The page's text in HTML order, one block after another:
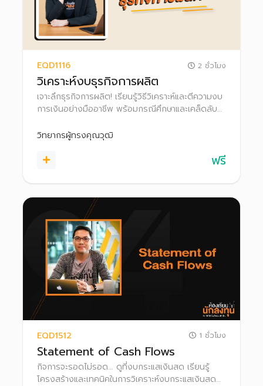
EQD1116 2 ชั่วโมง
วิเคราะห์งบธุรกิจการผลิต
เจาะลึกธุรกิจการผลิต! เรียนรู้วิธีวิเคราะห์และตีความงบ
การเงินอย่างมืออาชีพ พร้อมกรณีศึกษาและเคล็ดลับ
ทุกการตัดสินใจลงทุนในธุรกิจการผลิต
วิทยากรผู้ทรงคุณวุฒิ
ฟรี
EQD1512 1 ชั่วโมง
Statement of Cash Flows
กิจการจะรอดไม่รอด... ดูที่งบกระแสเงินสด เรียนรู้
โครงสร้างและเทคนิคในการวิเคราะห์งบกระแสเงินสด